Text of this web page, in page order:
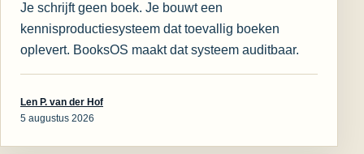
Je schrijft geen boek. Je bouwt een
kennisproductiesysteem dat toevallig boeken
oplevert. BooksOS maakt dat systeem auditbaar.
Len P. van der Hof
5 augustus 2026